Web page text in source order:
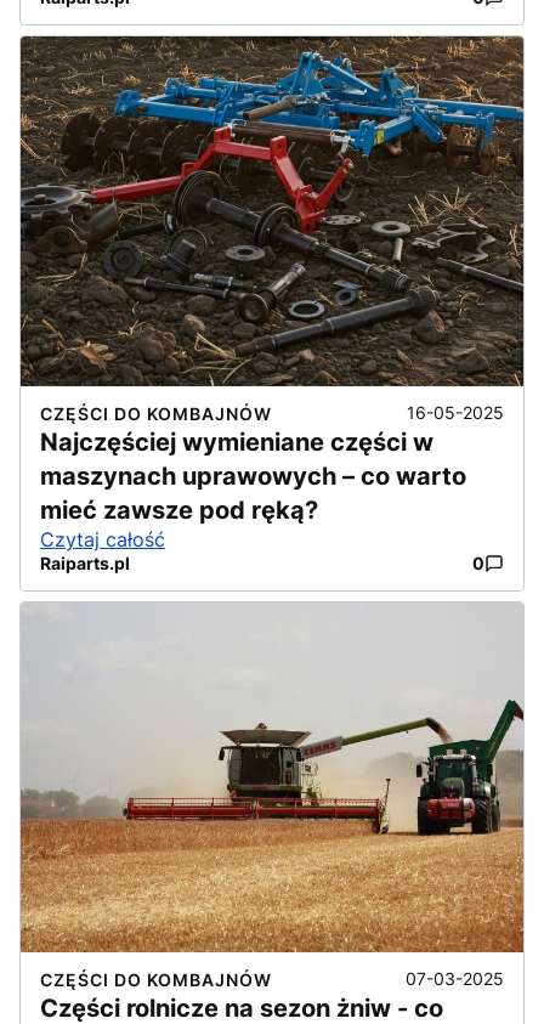
CZĘŚCI DO KOMBAJNÓW 16-05-2025
Najczęściej wymieniane części w
maszynach uprawowych – co warto
mieć zawsze pod ręką?
Czytaj całość
Raiparts.pl 0
CZĘŚCI DO KOMBAJNÓW 07-03-2025
Części rolnicze na sezon żniw - co